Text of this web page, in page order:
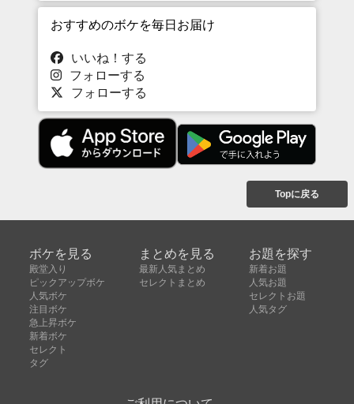
おすすめのボケを毎日お届け
いいね！する
フォローする
フォローする
Topに戻る
ボケを見る
殿堂入り
ピックアップボケ
人気ボケ
注目ボケ
急上昇ボケ
新着ボケ
セレクト
タグ
まとめを見る
最新人気まとめ
セレクトまとめ
お題を探す
新着お題
人気お題
セレクトお題
人気タグ